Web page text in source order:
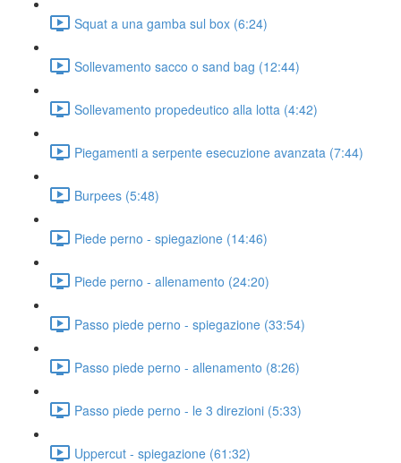
Squat a una gamba sul box (6:24)
Sollevamento sacco o sand bag (12:44)
Sollevamento propedeutico alla lotta (4:42)
Piegamenti a serpente esecuzione avanzata (7:44)
Burpees (5:48)
Piede perno - spiegazione (14:46)
Piede perno - allenamento (24:20)
Passo piede perno - spiegazione (33:54)
Passo piede perno - allenamento (8:26)
Passo piede perno - le 3 direzioni (5:33)
Uppercut - spiegazione (61:32)